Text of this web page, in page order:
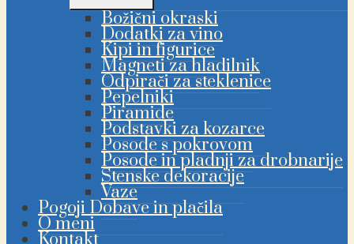
MENIJA
Božični okraski
Dodatki za vino
Kipi in figurice
Magneti za hladilnik
Odpirači za steklenice
Pepelniki
Piramide
Podstavki za kozarce
Posode s pokrovom
Posode in pladnji za drobnarije
Stenske dekoracije
Vaze
Pogoji Dobave in plačila
O meni
Kontakt